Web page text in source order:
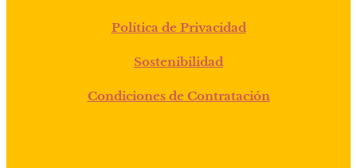
Política de Privacidad
Sostenibilidad
Condiciones de Contratación